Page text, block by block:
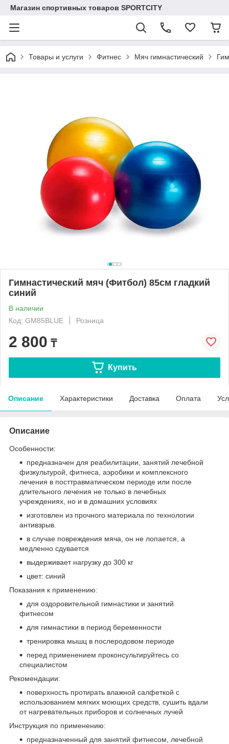
Магазин спортивных товаров SPORTCITY
Товары и услуги Фитнес Мяч гимнастический
Гимнастический мяч (Фитбол) 85см гладкий
синий
В наличии
Код: GM85BLUE
Розница
2 800 ₸
Купить
Описание Характеристики Доставка Оплата
Описание
Особенности:
предназначен для реабилитации, занятий лечебной
физкультурой, фитнеса, аэробики и комплексного
лечения в посттравматическом периоде или после
длительного лечения не только в лечебных
учреждениях, но и в домашних условиях
изготовлен из прочного материала по технологии
антивзрыв.
в случае повреждения мяча, он не лопается, а
медленно сдувается
выдерживает нагрузку до 300 кг
цвет: синий
Показания к применению:
для оздоровительной гимнастики и занятий
фитнесом
для гимнастики в период беременности
тренировка мышц в послеродовом периоде
перед применением проконсультируйтесь со
специалистом
Рекомендации:
поверхность протирать влажной салфеткой с
использованием мягких моющих средств, сушить вдали
от нагревательных приборов и солнечных лучей
Инструкция по применению:
предназначенный для занятий фитнесом, лечебной